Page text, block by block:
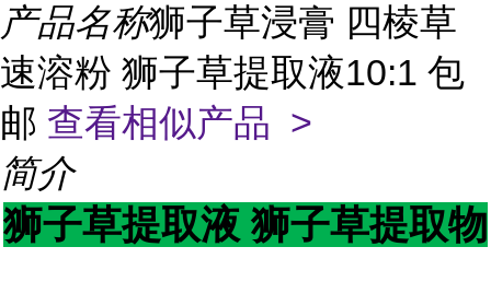
产品名称狮子草浸膏 四棱草
速溶粉 狮子草提取液10:1 包
邮 查看相似产品 >
简介
狮子草提取液 狮子草提取物